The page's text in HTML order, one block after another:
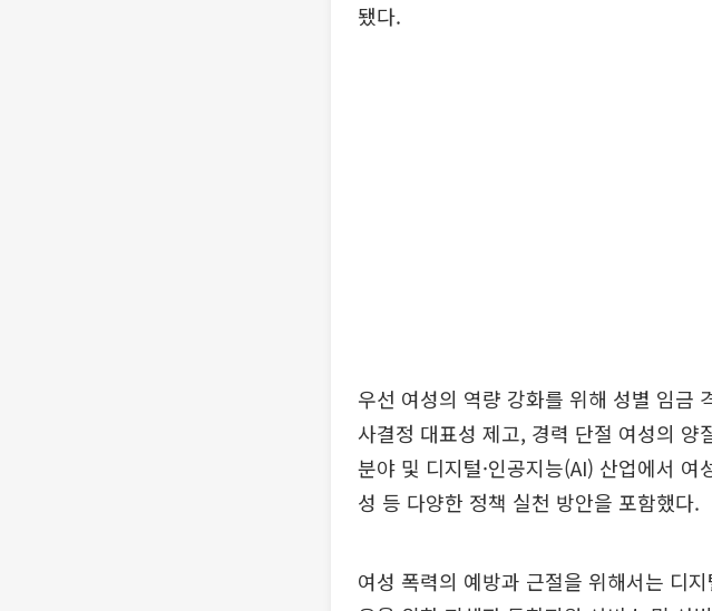
됐다.
우선 여성의 역량 강화를 위해 성별 임금
사결정 대표성 제고, 경력 단절 여성의 양
분야 및 디지털·인공지능(AI) 산업에서
성 등 다양한 정책 실천 방안을 포함했다.
여성 폭력의 예방과 근절을 위해서는 디